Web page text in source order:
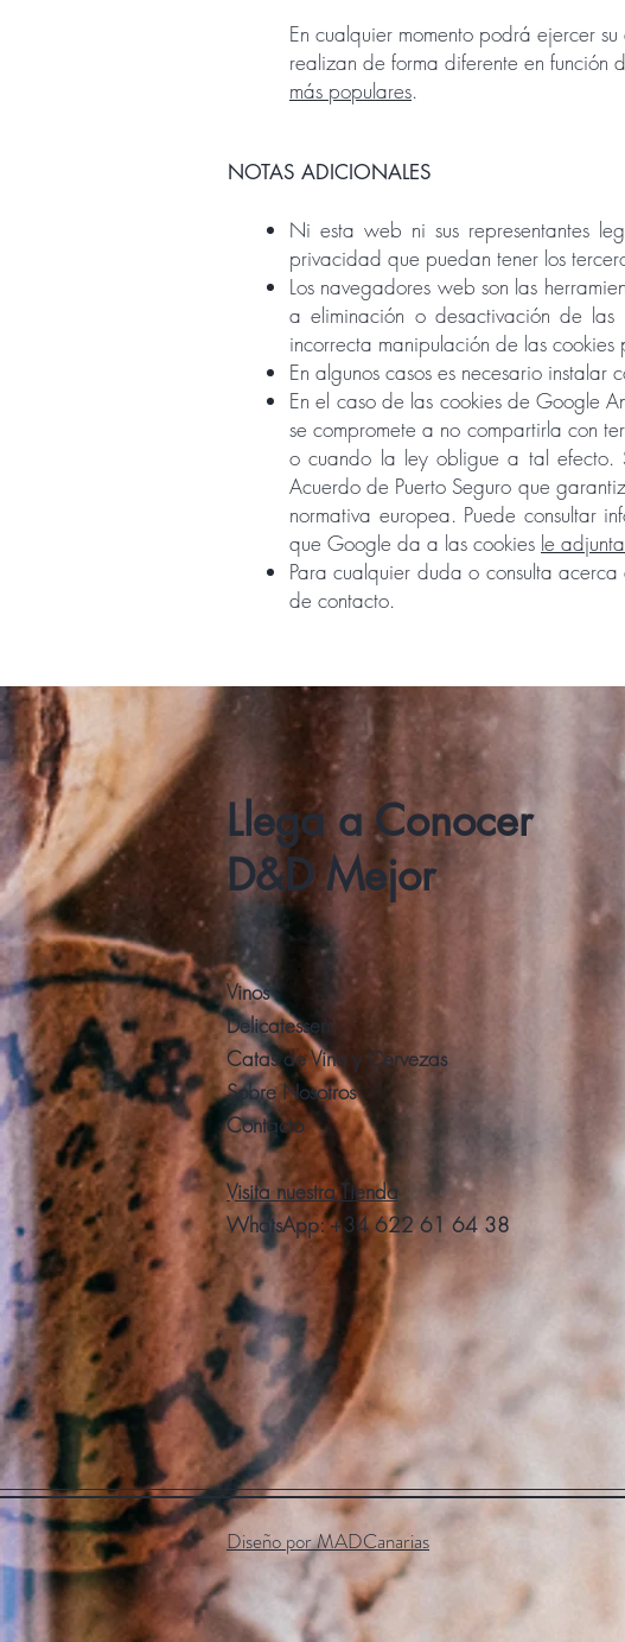
En cualquier momento podrá ejercer
realizan de forma diferente en función
más populares.
NOTAS ADICIONALES
Ni esta web ni sus representantes
privacidad que puedan tener los
Los navegadores web son las
a eliminación o desactivación de
incorrecta manipulación de las
En algunos casos es necesario
En el caso de las cookies de Google
se compromete a no compartirla con
o cuando la ley obligue a tal efecto.
Acuerdo de Puerto Seguro que
normativa europea. Puede consultar
que Google da a las cookies le
Para cualquier duda o consulta
de contacto.
Llega a Conocer
D&D Mejor
Vinos
Delicatessen
Catas de Vino y Cervezas
Sobre Nosotros
Contacto
Visita nuestra Tienda
WhatsApp:+34 622 61 64 38
Diseño por MADCanarias